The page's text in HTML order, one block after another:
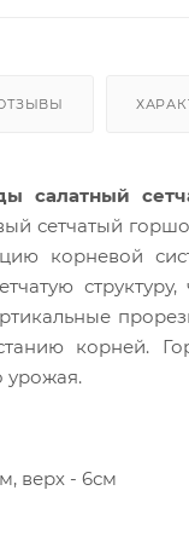
салатный
сетчатый
корневой
корней.
урожая.
верх - 6см